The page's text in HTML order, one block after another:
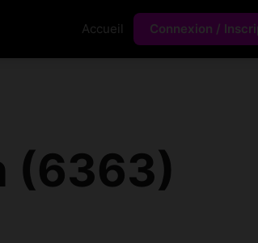
Accueil Connexion /
(6363)